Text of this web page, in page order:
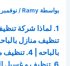
بواسطة Ramy
/نوفمبر 16, 2025